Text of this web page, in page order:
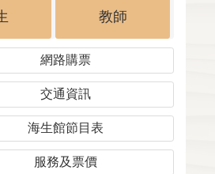
教師
網路購票
交通資訊
海生館節目表